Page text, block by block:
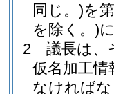
同じ。)を
を除く。)
2
議長は、
仮名加工
なければ